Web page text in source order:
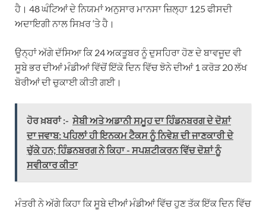
ਹੈ। 48 ਘੰਟਿਆਂ ਦੇ ਨਿਯਮਾਂ ਅਨੁਸਾਰ ਮਾਨਸਾ ਜ਼ਿਲ੍ਹਾ 125 ਫੀਸਦੀ
ਅਦਾਇਗੀ ਨਾਲ ਸਿਖ਼ਰ ‘ਤੇ ਹੈ।
ਉਨ੍ਹਾਂ ਅੱਗੇ ਦੱਸਿਆ ਕਿ 24 ਅਕਤੂਬਰ ਨੂੰ ਦੁਸਹਿਰਾ ਹੋਣ ਦੇ ਬਾਵਜੂਦ ਵੀ
ਸੂਬੇ ਭਰ ਦੀਆਂ ਮੰਡੀਆਂ ਵਿੱਚੋਂ ਇੱਕੋ ਦਿਨ ਵਿੱਚ ਝੋਨੇ ਦੀਆਂ 1 ਕਰੋੜ 20 ਲੱਖ
ਬੋਰੀਆਂ ਦੀ ਚੁਕਾਈ ਕੀਤੀ ਗਈ।
ਹੋਰ ਖ਼ਬਰਾਂ :- ਸੇਬੀ ਅਤੇ ਅਡਾਨੀ ਸਮੂਹ ਦਾ ਹਿੰਡਨਬਰਗ ਦੇ ਦੋਸ਼ਾਂ
ਦਾ ਜਵਾਬ: ਪਹਿਲਾਂ ਹੀ ਇਨਕਮ ਟੈਕਸ ਨੂੰ ਨਿਵੇਸ਼ ਦੀ ਜਾਣਕਾਰੀ ਦੇ
ਚੁੱਕੇ ਹਨ; ਹਿੰਡਨਬਰਗ ਨੇ ਕਿਹਾ - ਸਪਸ਼ਟੀਕਰਨ ਵਿੱਚ ਦੋਸ਼ਾਂ ਨੂੰ
ਸਵੀਕਾਰ ਕੀਤਾ
ਮੰਤਰੀ ਨੇ ਅੱਗੇ ਕਿਹਾ ਕਿ ਸੂਬੇ ਦੀਆਂ ਮੰਡੀਆਂ ਵਿੱਚ ਹੁਣ ਤੱਕ ਇੱਕ ਦਿਨ ਵਿੱਚ